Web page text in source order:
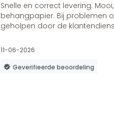
Snelle en correct levering.
behangpapier. Bij problemen
geholpen door de
11-06-2026
Geverifieerde beoordeling